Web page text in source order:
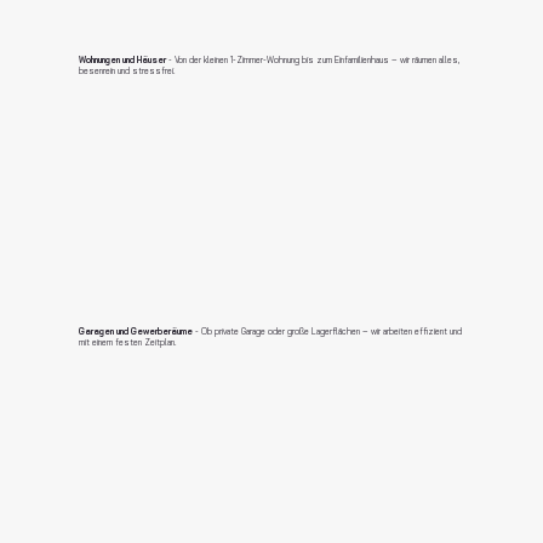
Wohnungen und Häuser- Von der kleinen 1-Zimmer-Wohnung bis zum Einfamilienhaus – wir räumen alles,
besenrein und stressfrei.
Garagen und Gewerberäume - Ob private Garage oder große Lagerflächen – wir arbeiten effizient und
mit einem festen Zeitplan.